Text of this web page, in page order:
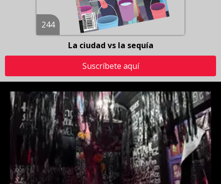
244
La ciudad vs la sequía
Suscríbete aquí